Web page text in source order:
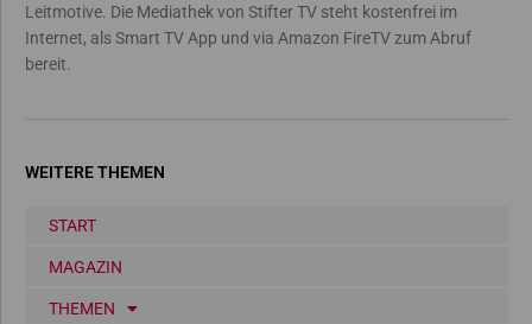
Leitmotive. Die Mediathek von Stifter TV steht kostenfrei im
Internet, als Smart TV App und via Amazon FireTV zum Abruf
bereit.
WEITERE THEMEN
START
MAGAZIN
THEMEN